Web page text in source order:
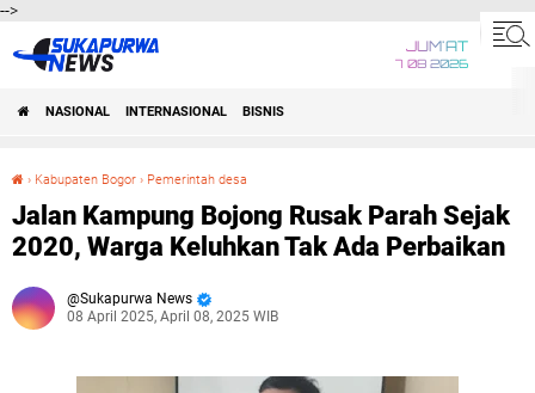
-->
JUM'AT
7 08 2026
NASIONAL INTERNASIONAL BISNIS
› Kabupaten Bogor › Pemerintah desa
Jalan Kampung Bojong Rusak Parah Sejak
2020, Warga Keluhkan Tak Ada Perbaikan
Sukapurwa News
08 April 2025, April 08, 2025 WIB